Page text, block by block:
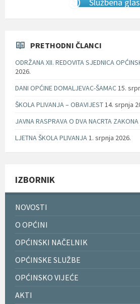
Službena
PRETHODNI ČLANCI
ODRŽANA XII. REDOVITA SJEDNICA
2026.
DANI OPĆINE DOMALJEVAC-ŠAMAC15.
ŠKOLA PLIVANJA – OBAVIJEST14. srpnja
JAVNA RASPRAVA O DVA NACRTA ZAKONA
LJETNA ŠKOLA PLIVANJA1. srpnja 2026.
IZBORNIK
NOVOSTI
O OPĆINI
OPĆINSKI NAČELNIK
OPĆINSKE SLUŽBE
OPĆINSKO VIJEĆE
AKTI